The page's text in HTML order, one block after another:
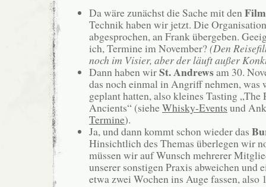
Da wäre zunächst die Sache mit den
Technik haben wir jetzt. Die
abgesprochen, an Frank übergeben.
ich, Termine im November?(Den
noch im Visier, aber der läuft außer
Dann haben wirSt. Andrewsam 30.
das noch einmal in Angriff nehmen, was
geplant hatten, also kleines Tasting „The
Ancients“ (sieheWhisky-Events und
Termine).
Ja, und dann kommt schon wieder das
Hinsichtlich des Themas überlegen wir
müssen wir auf Wunsch mehrerer
unserer sonstigen Praxis abweichen und
etwa zwei Wochen ins Auge fassen, also